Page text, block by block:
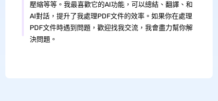
壓縮等等。我最喜歡它的AI功能，可以總結、翻譯、和
AI對話，提升了我處理PDF文件的效率。如果你在處理
PDF文件時遇到問題，歡迎找我交流，我會盡力幫你解
決問題。